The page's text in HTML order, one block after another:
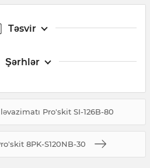
Təsvir
Şərhlər
Pro'skit SI-126B-80
8PK-S120NB-30